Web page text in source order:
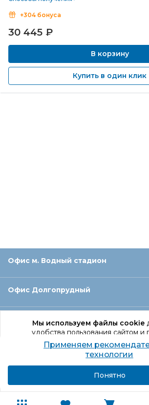
Мы используем файлы cookie
удобства пользования сайтом
качества
Продолжая использование
согласие на обработку
+304 бонуса
30 445 ₽
В корзину
Купить в один клик
Офис м. Водный стадион
Офис Долгопрудный
Офис Санкт‑Петербург
Оформление заказа
Применяем
технологии
Понятно